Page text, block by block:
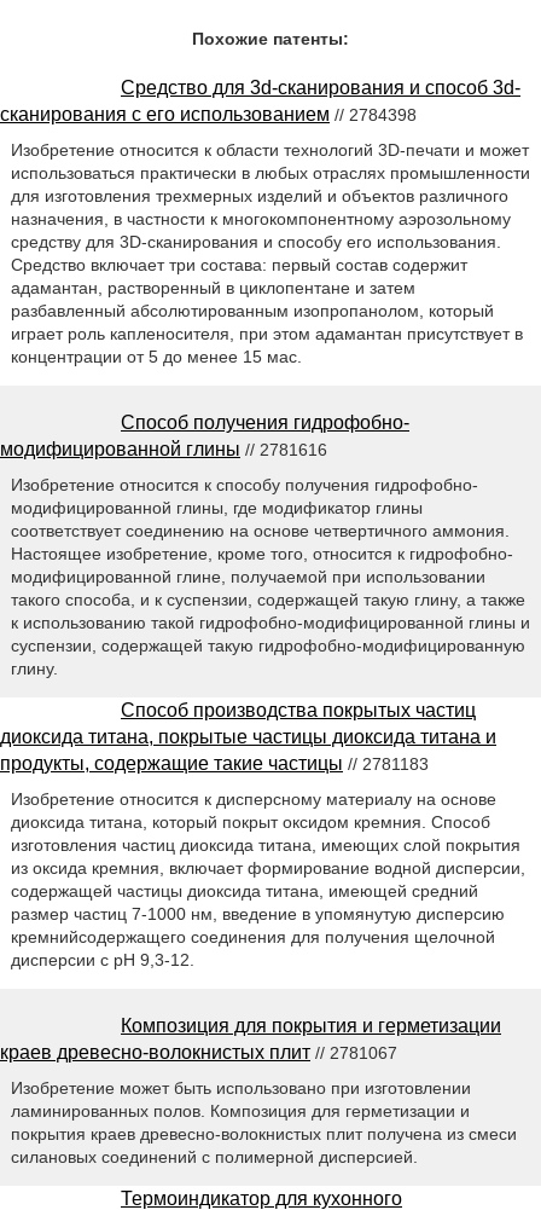
Похожие патенты:
Средство для 3d-сканирования и способ 3d-
сканирования с его использованием // 2784398
Изобретение относится к области технологий 3D-печати и может
использоваться практически в любых отраслях промышленности
для изготовления трехмерных изделий и объектов различного
назначения, в частности к многокомпонентному аэрозольному
средству для 3D-сканирования и способу его использования.
Средство включает три состава: первый состав содержит
адамантан, растворенный в циклопентане и затем
разбавленный абсолютированным изопропанолом, который
играет роль капленосителя, при этом адамантан присутствует в
концентрации от 5 до менее 15 мас.
Способ получения гидрофобно-
модифицированной глины // 2781616
Изобретение относится к способу получения гидрофобно-
модифицированной глины, где модификатор глины
соответствует соединению на основе четвертичного аммония.
Настоящее изобретение, кроме того, относится к гидрофобно-
модифицированной глине, получаемой при использовании
такого способа, и к суспензии, содержащей такую глину, а также
к использованию такой гидрофобно-модифицированной глины и
суспензии, содержащей такую гидрофобно-модифицированную
глину.
Способ производства покрытых частиц
диоксида титана, покрытые частицы диоксида титана и
продукты, содержащие такие частицы // 2781183
Изобретение относится к дисперсному материалу на основе
диоксида титана, который покрыт оксидом кремния. Способ
изготовления частиц диоксида титана, имеющих слой покрытия
из оксида кремния, включает формирование водной дисперсии,
содержащей частицы диоксида титана, имеющей средний
размер частиц 7-1000 нм, введение в упомянутую дисперсию
кремнийсодержащего соединения для получения щелочной
дисперсии с рН 9,3-12.
Композиция для покрытия и герметизации
краев древесно-волокнистых плит // 2781067
Изобретение может быть использовано при изготовлении
ламинированных полов. Композиция для герметизации и
покрытия краев древесно-волокнистых плит получена из смеси
силановых соединений с полимерной дисперсией.
Термоиндикатор для кухонного